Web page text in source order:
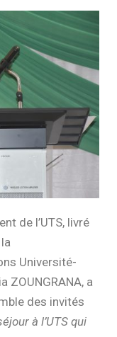
de l’UTS, livré
Université-
ZOUNGRANA, a
des invités
à l’UTS qui